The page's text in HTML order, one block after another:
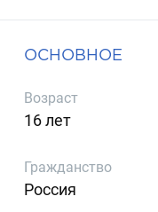
ОСНОВНОЕ
Возраст
16 лет
Гражданство
Россия